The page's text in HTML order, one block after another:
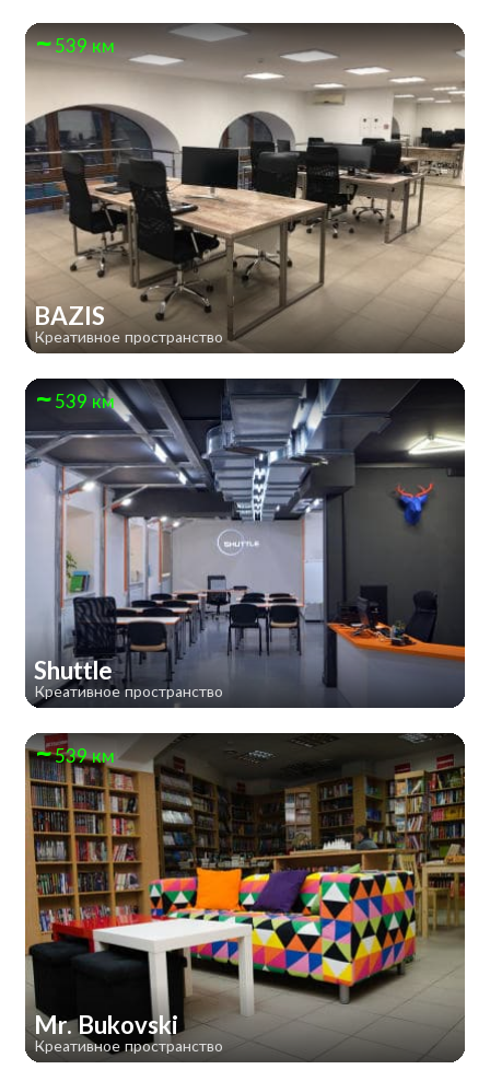
539 км
BAZIS
Креативное пространство
539 км
Shuttle
Креативное пространство
539 км
Mr. Bukovski
Креативное пространство